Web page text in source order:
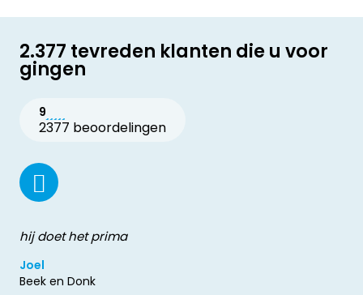
2.377 tevreden klanten die u voor
gingen
9
2377 beoordelingen
hij doet het prima
Joel
Beek en Donk